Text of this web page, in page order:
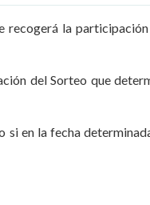
recogerá la
del Sorteo que
si en la fecha